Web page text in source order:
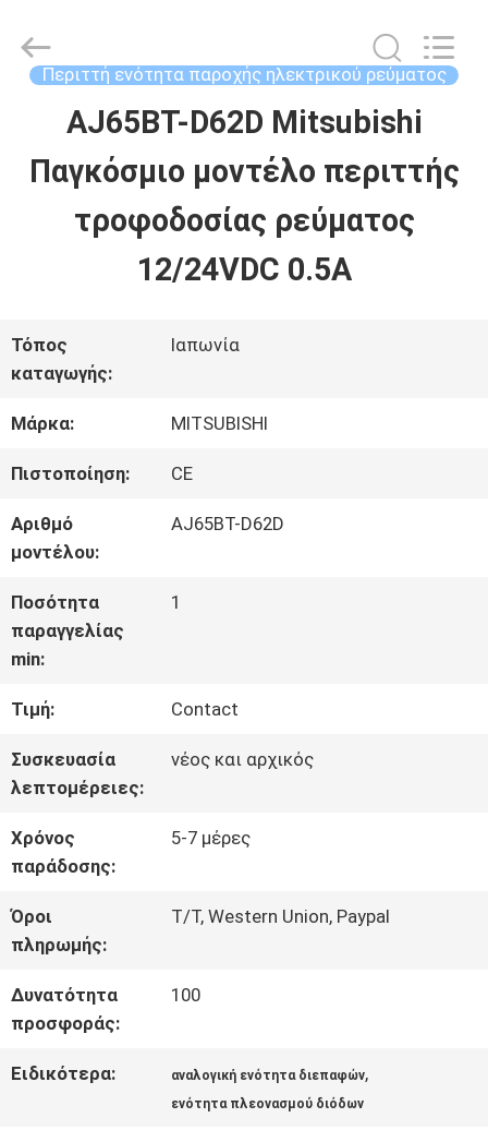
ΑΡΧΙΚΉ
ΣΕΛΊΔΑ
ΠΡΟΪΌΝΤΑ
ΒΊΝΤΕΟ
ΣΧΕΤΙΚΆ
ΜΕ
ΕΜΆΣ
ΓΎΡΟΣ
ΕΡΓΟΣΤΑΣΊΩΝ
ΠΟΙΟΤΙΚΌΣ
ΈΛΕΓΧΟΣ
ΕΠΑΦΉ
ΝΈΑ
ΌΛΕΣ
ΟΙ
ΠΕΡΙΠΤΏΣΕΙΣ
Wisdomlong
Technology
CO.,LTD.
Περιττή ενότητα παροχής ηλεκτρικού ρεύματος
AJ65BT-D62D Mitsubishi
Παγκόσμιο μοντέλο περιττής
τροφοδοσίας ρεύματος
12/24VDC 0.5A
Τόπος
καταγωγής:
Ιαπωνία
Μάρκα: MITSUBISHI
Πιστοποίηση: CE
Αριθμό
μοντέλου:
AJ65BT-D62D
Ποσότητα
παραγγελίας
min:
1
Τιμή: Contact
Συσκευασία
λεπτομέρειες:
νέος και αρχικός
Χρόνος
παράδοσης:
5-7 μέρες
Όροι
πληρωμής:
T/T, Western Union, Paypal
Δυνατότητα
προσφοράς:
100
Ειδικότερα: αναλογική ενότητα διεπαφών,
ενότητα πλεονασμού διόδων